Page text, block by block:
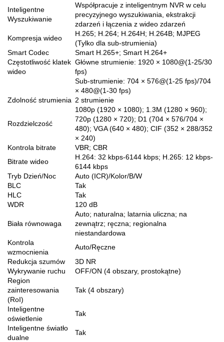
Inteligentne
Wyszukiwanie
Współpracuje z inteligentnym NVR w celu
precyzyjnego wyszukiwania, ekstrakcji
zdarzeń i łączenia z wideo zdarzeń
Kompresja wideo
H.265; H.264; H.264H; H.264B; MJPEG
(Tylko dla sub-strumienia)
Smart Codec
Smart H.265+; Smart H.264+
Częstotliwość klatek
wideo
Główne strumienie: 1920 × 1080@(1-25/30
fps)
Sub-strumienie: 704 × 576@(1-25 fps)/704
× 480@(1-30 fps)
Zdolność strumienia 2 strumienie
Rozdzielczość
1080p (1920 × 1080); 1.3M (1280 × 960);
720p (1280 × 720); D1 (704 × 576/704 ×
480); VGA (640 × 480); CIF (352 × 288/352
× 240)
Kontrola bitrate
VBR; CBR
Bitrate wideo
H.264: 32 kbps-6144 kbps; H.265: 12 kbps-
6144 kbps
Tryb Dzień/Noc
Auto (ICR)/Kolor/B/W
BLC
Tak
HLC
Tak
WDR
120 dB
Biała równowaga
Auto; naturalna; latarnia uliczna; na
zewnątrz; ręczna; regionalna
niestandardowa
Kontrola
wzmocnienia
Auto/Ręczne
Redukcja szumów
3D NR
Wykrywanie ruchu
OFF/ON (4 obszary, prostokątne)
Region
zainteresowania
(RoI)
Tak (4 obszary)
Inteligentne
oświetlenie
Tak
Inteligentne światło
dualne
Tak